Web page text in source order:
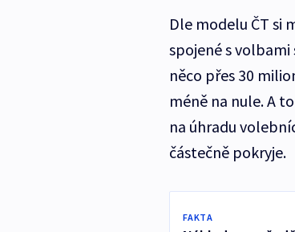
Dle modelu ČT si
spojené s
něco přes 30
méně na nule. A
na úhradu
částečně pokryje.
FAKTA